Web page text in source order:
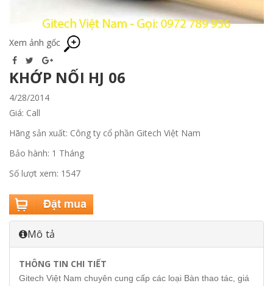
Xem ảnh gốc
KHỚP NỐI HJ 06
4/28/2014
Giá: Call
Hãng sản xuất: Công ty cổ phần Gitech Việt Nam
Bảo hành: 1 Tháng
Số lượt xem: 1547
Mô tả
THÔNG TIN CHI TIẾT
Gitech Việt Nam chuyên cung cấp các loại Bàn thao tác, giá